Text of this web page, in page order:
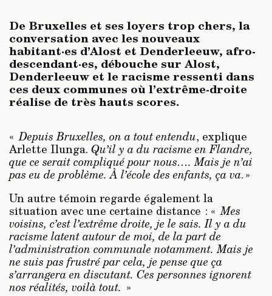
De Bruxelles et ses loyers trop chers, la
conversation avec les nouveaux
habitant·es d’Alost et Denderleeuw, afro-
descendant·es, débouche sur Alost,
Denderleeuw et le racisme ressenti dans
ces deux communes où l’extrême-droite
réalise de très hauts scores.
«Depuis Bruxelles, on a tout entendu, explique
Arlette Ilunga. Qu’il y a du racisme en Flandre,
que ce serait compliqué pour nous…. Mais je n’ai
pas eu de problème. À l’école des enfants, ça va. »
Un autre témoin regarde également la
situation avec une certaine distance : «Mes
voisins, c’est l’extrême droite, je le sais. Il y a du
racisme latent autour de moi, de la part de
l’administration communale notamment. Mais je
ne suis pas frustré par cela, je pense que ça
s’arrangera en discutant. Ces personnes ignorent
nos réalités, voilà tout. »